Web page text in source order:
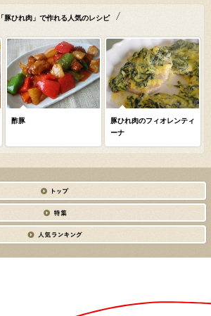
「豚ひれ肉」で作れる人気のレシピ
酢豚
豚ひれ肉のフィオレンティ
ーナ